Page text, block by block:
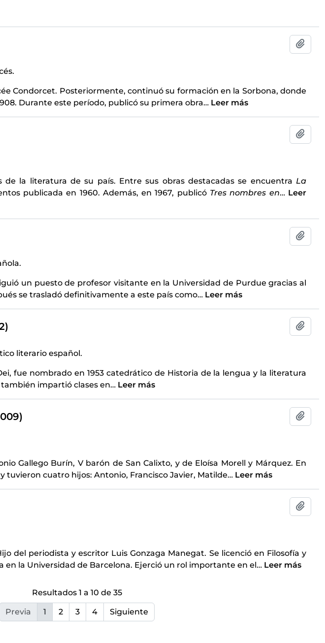
Condorcet. Posteriormente, continuó su formación en la Sorbona, donde
Durante este período, publicó su primera obra… Leer más
de la literatura de su país. Entre sus obras destacadas se encuentra La
publicada en 1960. Además, en 1967, publicó Tres nombres en… Leer
un puesto de profesor visitante en la Universidad de Purdue gracias al
se trasladó definitivamente a este país como… Leer más
literario español.
fue nombrado en 1953 catedrático de Historia de la lengua y la literatura
impartió clases en… Leer más
Gallego Burín, V barón de San Calixto, y de Eloísa Morell y Márquez. En
tuvieron cuatro hijos: Antonio, Francisco Javier, Matilde… Leer más
del periodista y escritor Luis Gonzaga Manegat. Se licenció en Filosofía y
en la Universidad de Barcelona. Ejerció un rol importante en el… Leer más
Resultados 1 a 10 de 35
Previa 1 2 3 4 Siguiente